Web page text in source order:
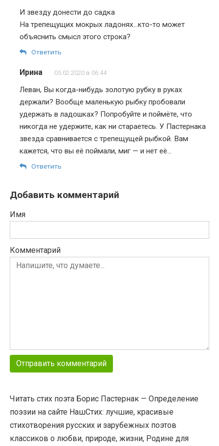
И звезду донести до садка
На трепещущих мокрых ладонях…кто-то может
объяснить смысл этого строка?
Ответить
Ирина 05.02.2020 в 06:44
Леван, Вы когда-нибудь золотую рубку в руках
держали? Вообще маленькую рыбку пробовали
удержать в ладошках? Попробуйте и поймёте, что
никогда не удержите, как ни стараетесь. У Пастернака
звезда сравнивается с трепещущей рыбкой. Вам
кажется, что вы её поймали, миг — и нет её…
Ответить
Добавить комментарий
Имя
Комментарий
Читать стих поэта Борис Пастернак — Определение
поэзии на сайте НашСтих: лучшие, красивые
стихотворения русских и зарубежных поэтов
классиков о любви, природе, жизни, Родине для